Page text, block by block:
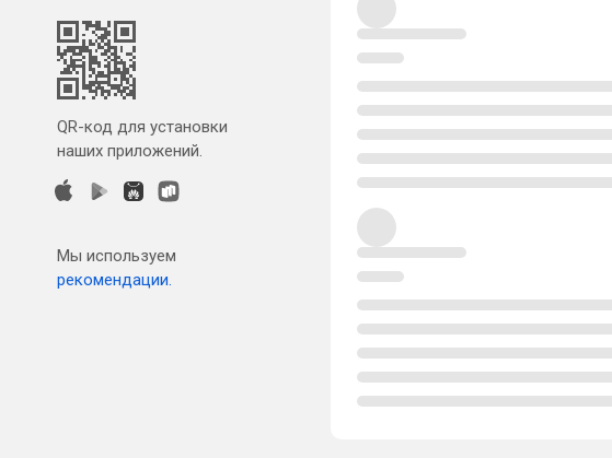
QR-код для установки
наших приложений.
Мы используем
рекомендации.